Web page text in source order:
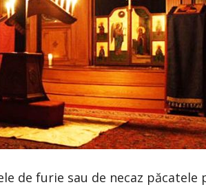
de furie sau de necaz păcatele